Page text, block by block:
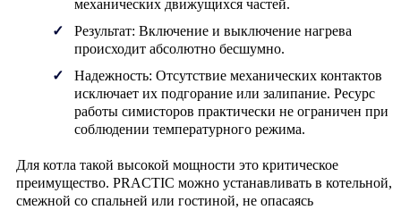
механических движущихся частей.
Результат: Включение и выключение нагрева
происходит абсолютно бесшумно.
Надежность: Отсутствие механических контактов
исключает их подгорание или залипание. Ресурс
работы симисторов практически не ограничен при
соблюдении температурного режима.
Для котла такой высокой мощности это критическое
преимущество. PRACTIC можно устанавливать в котельной,
смежной со спальней или гостиной, не опасаясь